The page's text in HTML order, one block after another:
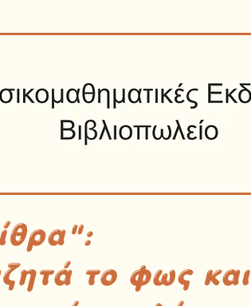
το φως και